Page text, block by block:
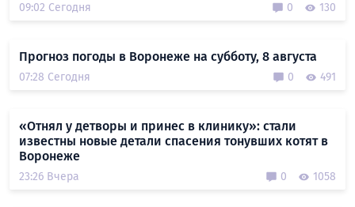
09:02 Сегодня 0 130
Прогноз погоды в Воронеже на субботу, 8 августа
07:28 Сегодня 0 491
«Отнял у детворы и принес в клинику»: стали
известны новые детали спасения тонувших котят в
Воронеже
23:26 Вчера 0 1058